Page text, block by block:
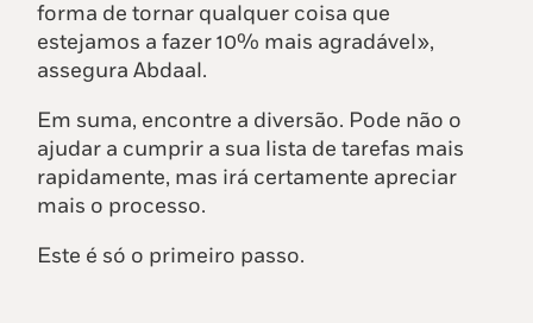
forma de tornar qualquer coisa que
estejamos a fazer 10% mais agradável»,
assegura Abdaal.
Em suma, encontre a diversão. Pode não o
ajudar a cumprir a sua lista de tarefas mais
rapidamente, mas irá certamente apreciar
mais o processo.
Este é só o primeiro passo.